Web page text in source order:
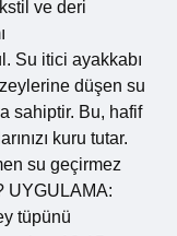
ve deri
Su itici ayakkabı
düşen su
sahiptir. Bu, hafif
kuru tutar.
su geçirmez
UYGULAMA:
tüpünü